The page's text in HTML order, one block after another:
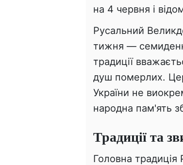
на 4 червня і
Русальний
тижня —
традиції
душ померлих.
України не
народна пам'ять
Традиції та
Головна